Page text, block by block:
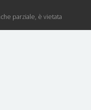
parziale, è vietata